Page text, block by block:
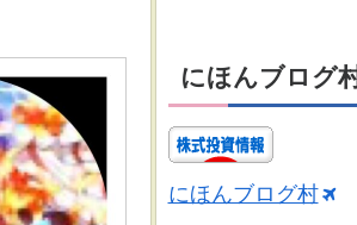
にほんブログ
にほんブログ村